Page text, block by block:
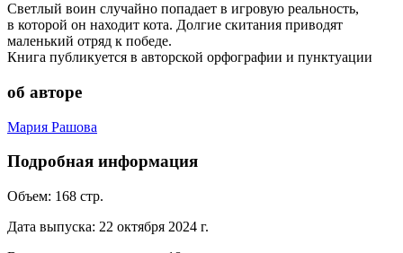
Светлый воин случайно попадает в игровую реальность,
в которой он находит кота. Долгие скитания приводят
маленький отряд к победе.
Книга публикуется в авторской орфографии и пунктуации
об авторе
Мария Рашова
Подробная информация
Объем: 168 стр.
Дата выпуска: 22 октября 2024 г.